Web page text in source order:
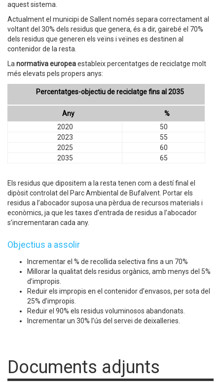
aquest sistema.
Actualment el municipi de Sallent només separa correctament al
voltant del 30% dels residus que genera, és a dir, gairebé el 70%
dels residus que generen els veïns i veïnes es destinen al
contenidor de la resta.
La normativa europeaestableix percentatges de reciclatge molt
més elevats pels propers anys:
Percentatges-objectiu de reciclatge fins al 2035
Any
%
2020
50
2023
55
2025
60
2035
65
Els residus que dipositem a la resta tenen com a destí final el
dipòsit controlat del Parc Ambiental de Bufalvent. Portar els
residus a l’abocador suposa una pèrdua de recursos materials i
econòmics, ja que les taxes d’entrada de residus a l’abocador
s’incrementaran cada any.
Objectius a assolir
Incrementar el % de recollida selectiva fins a un 70%
Millorar la qualitat dels residus orgànics, amb menys del 5%
d’impropis.
Reduir els impropis en el contenidor d’envasos, per sota del
25% d’impropis.
Reduir el 90% els residus voluminosos abandonats.
Incrementar un 30% l’ús del servei de deixalleries.
Documents adjunts